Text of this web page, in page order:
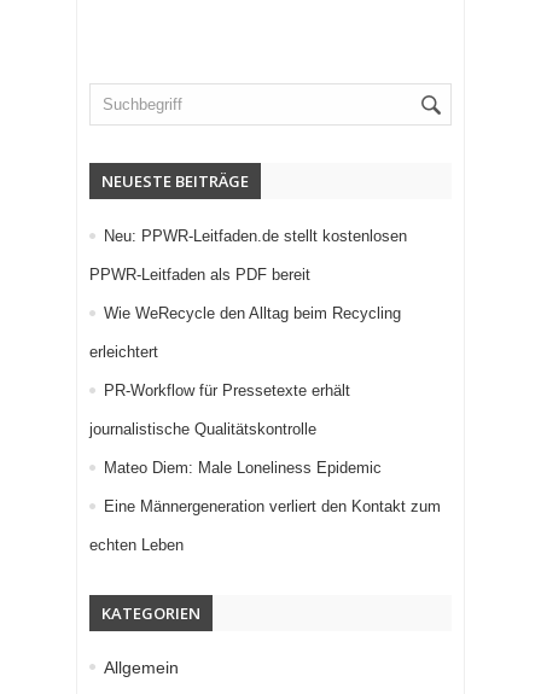
NEUESTE BEITRÄGE
Neu: PPWR-Leitfaden.de stellt kostenlosen
PPWR-Leitfaden als PDF bereit
Wie WeRecycle den Alltag beim Recycling
erleichtert
PR-Workflow für Pressetexte erhält
journalistische Qualitätskontrolle
Mateo Diem: Male Loneliness Epidemic
Eine Männergeneration verliert den Kontakt zum
echten Leben
KATEGORIEN
Allgemein